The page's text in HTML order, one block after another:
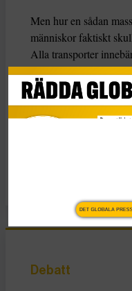
Men hur en sådan
människor faktiskt
Alla transporter
särskilt eftersom Gaza
området är inneslutet
Debatt
DET GLOBALA